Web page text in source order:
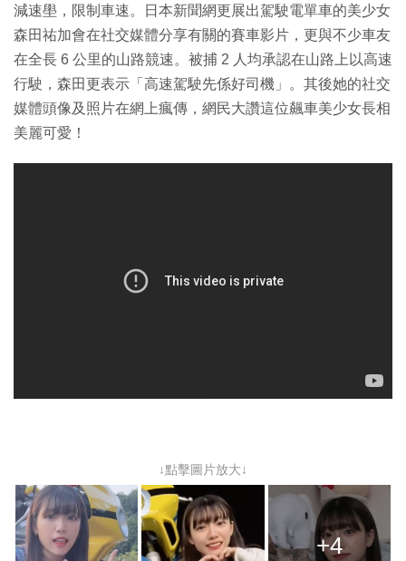
減速壆，限制車速。日本新聞網更展出駕駛電單車的美少女
森田祐加會在社交媒體分享有關的賽車影片，更與不少車友
在全長 6 公里的山路競速。被捕 2 人均承認在山路上以高速
行駛，森田更表示「高速駕駛先係好司機」。其後她的社交
媒體頭像及照片在網上瘋傳，網民大讚這位飆車美少女長相
美麗可愛！
↓點擊圖片放大↓
+4